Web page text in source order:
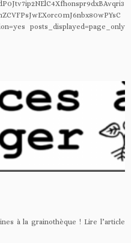
posts_displayed=page_only
à la grainothèque ! Lire l’article